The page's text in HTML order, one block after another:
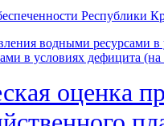
Республики
в условиях дефицита